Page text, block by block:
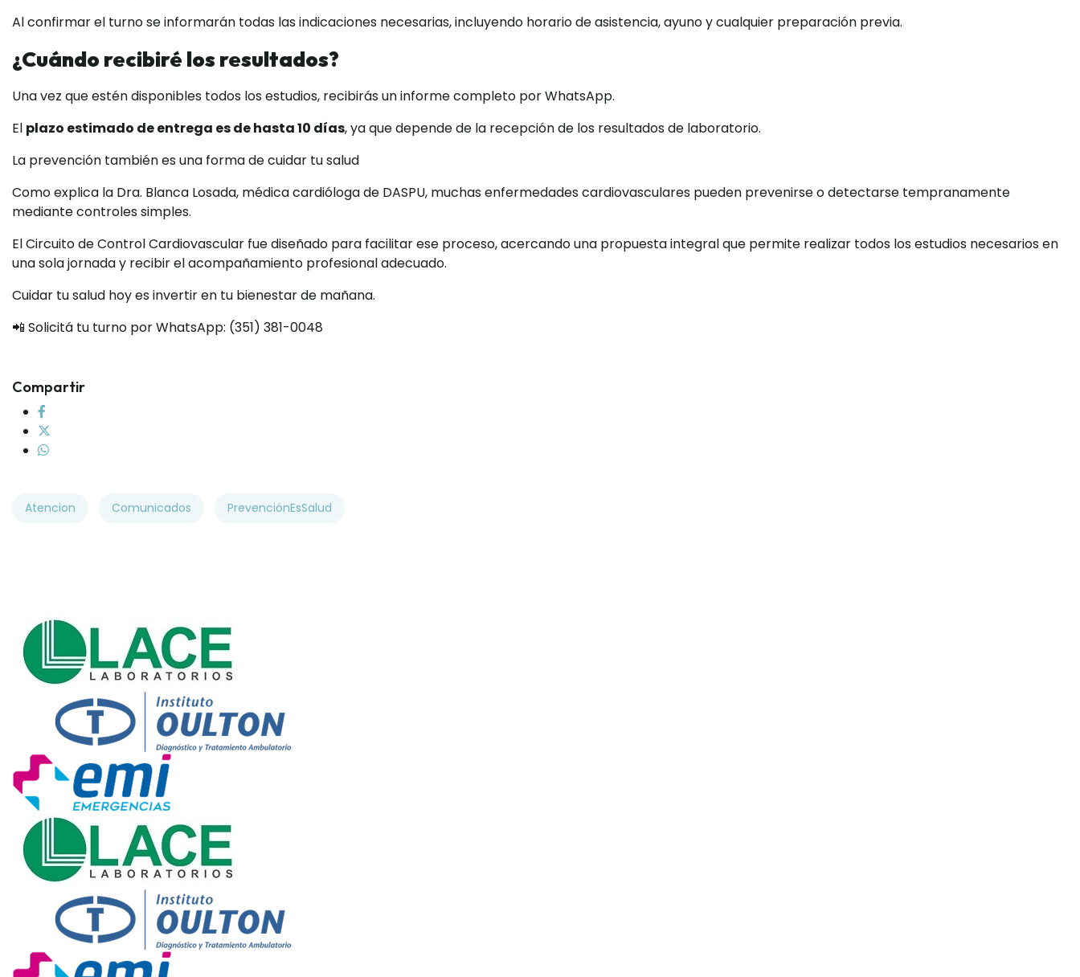
Al confirmar el turno se informarán todas las indicaciones necesarias, incluyendo horario de asistencia, ayuno y cualquier preparación previa.
¿Cuándo recibiré los resultados?
Una vez que estén disponibles todos los estudios, recibirás un informe completo por WhatsApp.
El plazo estimado de entrega es de hasta 10 días, ya que depende de la recepción de los resultados de laboratorio.
La prevención también es una forma de cuidar tu salud
Como explica la Dra. Blanca Losada, médica cardióloga de DASPU, muchas enfermedades cardiovasculares pueden prevenirse o detectarse tempranamente
mediante controles simples.
El Circuito de Control Cardiovascular fue diseñado para facilitar ese proceso, acercando una propuesta integral que permite realizar todos los estudios necesarios en
una sola jornada y recibir el acompañamiento profesional adecuado.
Cuidar tu salud hoy es invertir en tu bienestar de mañana.
📲 Solicitá tu turno por WhatsApp: (351) 381-0048
Compartir
Atencion Comunicados PrevenciónEsSalud